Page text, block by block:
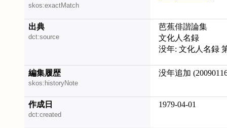
skos:exactMatch
出典
dct:source
芭蕉俳諧論集
文化人名録
没年: 文化人名録
編集履歴
skos:historyNote
没年追加
作成日
dct:created
1979-04-01